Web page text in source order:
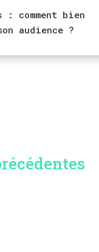
: comment bien
audience ?